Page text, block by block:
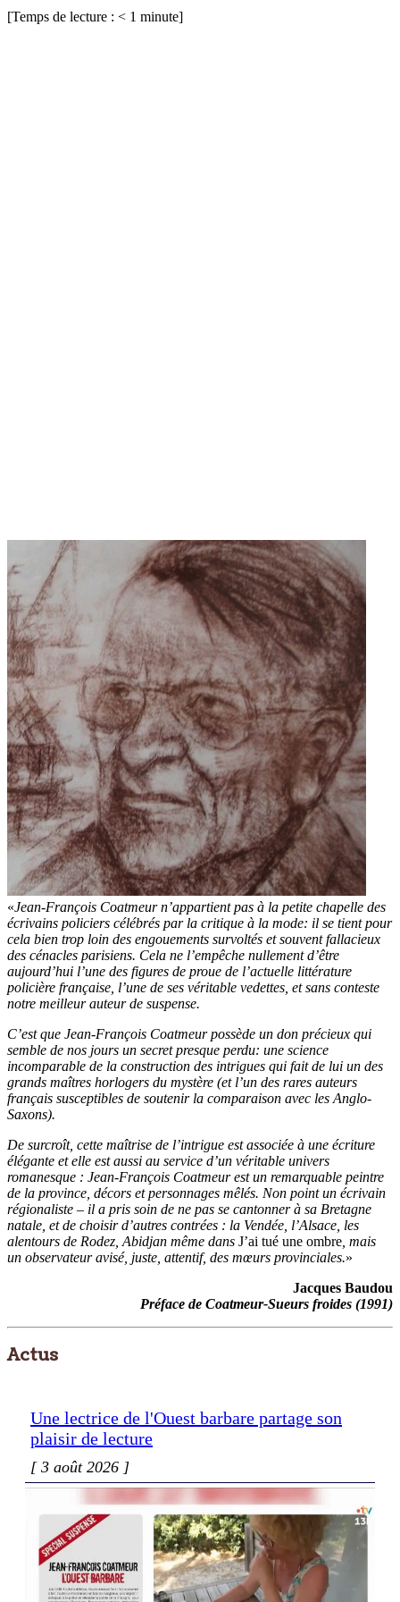
[Temps de lecture : < 1 minute]
«Jean-François Coatmeur n’appartient pas à la petite chapelle des
écrivains policiers célébrés par la critique à la mode: il se tient pour
cela bien trop loin des engouements survoltés et souvent fallacieux
des cénacles parisiens. Cela ne l’empêche nullement d’être
aujourd’hui l’une des figures de proue de l’actuelle littérature
policière française, l’une de ses véritable vedettes, et sans conteste
notre meilleur auteur de suspense.
C’est que Jean-François Coatmeur possède un don précieux qui
semble de nos jours un secret presque perdu: une science
incomparable de la construction des intrigues qui fait de lui un des
grands maîtres horlogers du mystère (et l’un des rares auteurs
français susceptibles de soutenir la comparaison avec les Anglo-
Saxons).
De surcroît, cette maîtrise de l’intrigue est associée à une écriture
élégante et elle est aussi au service d’un véritable univers
romanesque : Jean-François Coatmeur est un remarquable peintre
de la province, décors et personnages mêlés. Non point un écrivain
régionaliste – il a pris soin de ne pas se cantonner à sa Bretagne
natale, et de choisir d’autres contrées : la Vendée, l’Alsace, les
alentours de Rodez, Abidjan même dans J’ai tué une ombre , mais
un observateur avisé, juste, attentif, des mœurs provinciales.»
Jacques Baudou
Préface de Coatmeur-Sueurs froides (1991)
Actus
Une lectrice de l'Ouest barbare partage son
plaisir de lecture
3 août 2026